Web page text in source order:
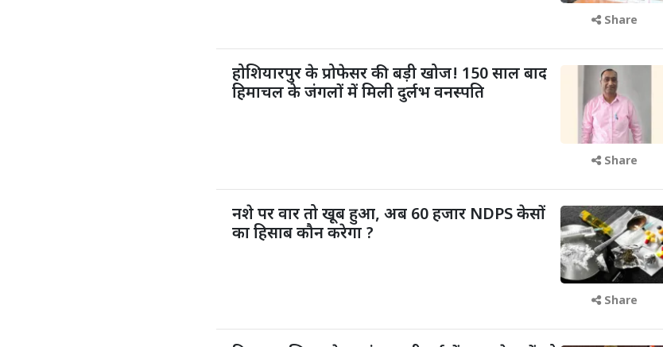
Share
होशियारपुर के प्रोफेसर की बड़ी खोज! 150 साल बाद
हिमाचल के जंगलों में मिली दुर्लभ वनस्पति
Share
नशे पर वार तो खूब हुआ, अब 60 हजार NDPS केसों
का हिसाब कौन करेगा ?
Share